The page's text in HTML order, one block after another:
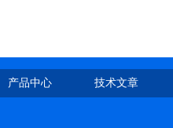
产品中心 技术文章